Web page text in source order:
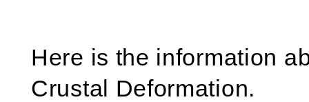
Here is the information
Crustal Deformation.